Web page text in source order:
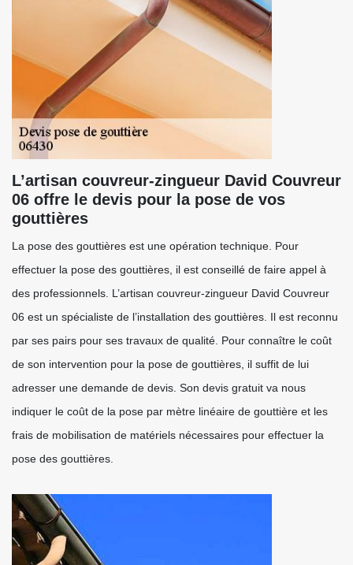
L’artisan couvreur-zingueur David Couvreur
06 offre le devis pour la pose de vos
gouttières
La pose des gouttières est une opération technique. Pour
effectuer la pose des gouttières, il est conseillé de faire appel à
des professionnels. L’artisan couvreur-zingueur David Couvreur
06 est un spécialiste de l’installation des gouttières. Il est reconnu
par ses pairs pour ses travaux de qualité. Pour connaître le coût
de son intervention pour la pose de gouttières, il suffit de lui
adresser une demande de devis. Son devis gratuit va nous
indiquer le coût de la pose par mètre linéaire de gouttière et les
frais de mobilisation de matériels nécessaires pour effectuer la
pose des gouttières.